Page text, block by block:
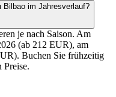
Bilbao im Jahresverlauf?
je nach Saison. Am
(ab 212 EUR), am
Buchen Sie frühzeitig
Preise.